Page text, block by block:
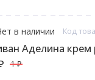
в наличии Код
Аделина крем
1 ₽